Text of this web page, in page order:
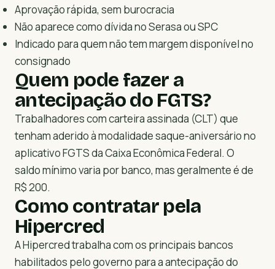
Aprovação rápida, sem burocracia
Não aparece como dívida no Serasa ou SPC
Indicado para quem não tem margem disponível no
consignado
Quem pode fazer a
antecipação do FGTS?
Trabalhadores com carteira assinada (CLT) que
tenham aderido à modalidade saque-aniversário no
aplicativo FGTS da Caixa Econômica Federal. O
saldo mínimo varia por banco, mas geralmente é de
R$ 200.
Como contratar pela
Hipercred
A Hipercred trabalha com os principais bancos
habilitados pelo governo para a antecipação do